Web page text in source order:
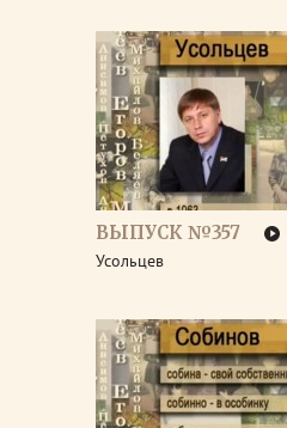
ВЫПУСК №357
Усольцев